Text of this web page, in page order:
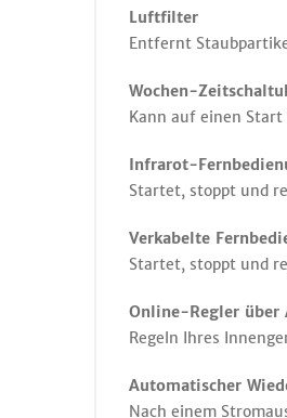
Luftfilter
Entfernt
Wochen-
Kann auf einen
Infrarot-
Startet, stoppt und
Verkabelte
Startet, stoppt und
Online-Regler über
Regeln Ihres
Automatischer
Nach einem